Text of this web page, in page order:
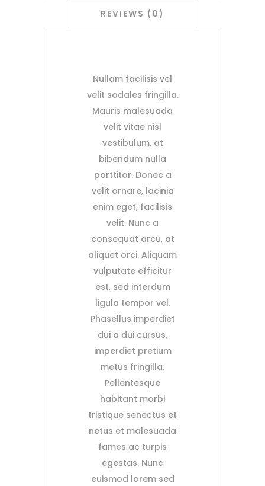
REVIEWS (0)
Nullam facilisis vel
velit sodales fringilla.
Mauris malesuada
velit vitae nisl
vestibulum, at
bibendum nulla
porttitor. Donec a
velit ornare, lacinia
enim eget, facilisis
velit. Nunc a
consequat arcu, at
aliquet orci. Aliquam
vulputate efficitur
est, sed interdum
ligula tempor vel.
Phasellus imperdiet
dui a dui cursus,
imperdiet pretium
metus fringilla.
Pellentesque
habitant morbi
tristique senectus et
netus et malesuada
fames ac turpis
egestas. Nunc
euismod lorem sed